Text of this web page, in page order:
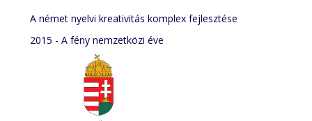
A német nyelvi kreativitás komplex fejlesztése
2015 - A fény nemzetközi éve